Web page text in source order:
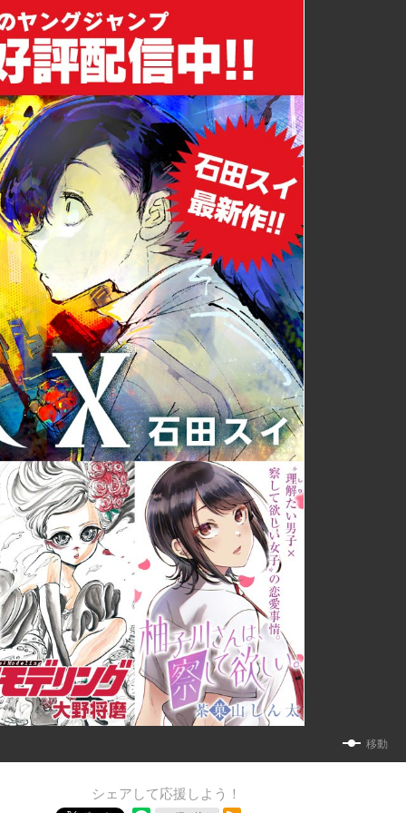
移動
シェアして応援しよう！